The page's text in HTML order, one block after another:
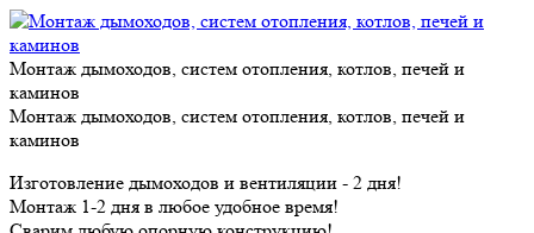
Skip
to
content
Монтаж дымоходов, систем отопления, котлов, печей и
каминов
Монтаж дымоходов, систем отопления, котлов, печей и
каминов
Изготовление дымоходов и вентиляции - 2 дня!
Монтаж 1-2 дня в любое удобное время!